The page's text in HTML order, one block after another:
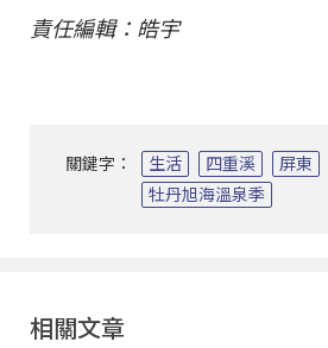
責任編輯：皓宇
關鍵字： 生活 四重溪 屏東
牡丹旭海溫泉季
相關文章